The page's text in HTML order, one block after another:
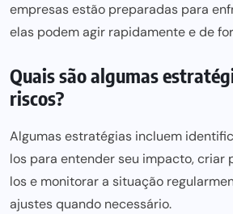
empresas estão preparadas para
elas podem agir rapidamente e de
Quais são algumas
riscos?
Algumas estratégias incluem
los para entender seu impacto,criar
los e monitorar a situação
ajustes quando necessário.